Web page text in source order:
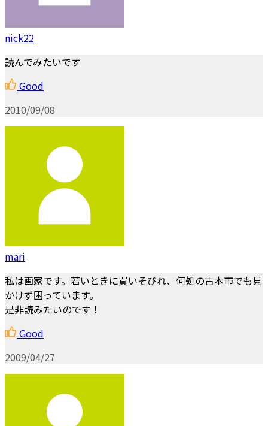
nick22
読んでみたいです
Good
2010/09/08
mari
私は画家です。若いときに買いそびれ、何処の古本市でも見
かけず困っています。
是非読みたいのです！
Good
2009/04/27